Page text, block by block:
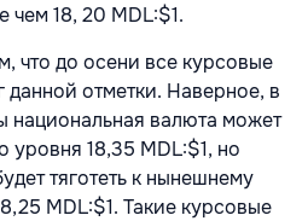
чем 18, 20 MDL:$1.
что до осени все курсовые
данной отметки. Наверное, в
национальная валюта может
уровня 18,35 MDL:$1, но
тяготеть к нынешнему
MDL:$1. Такие курсовые